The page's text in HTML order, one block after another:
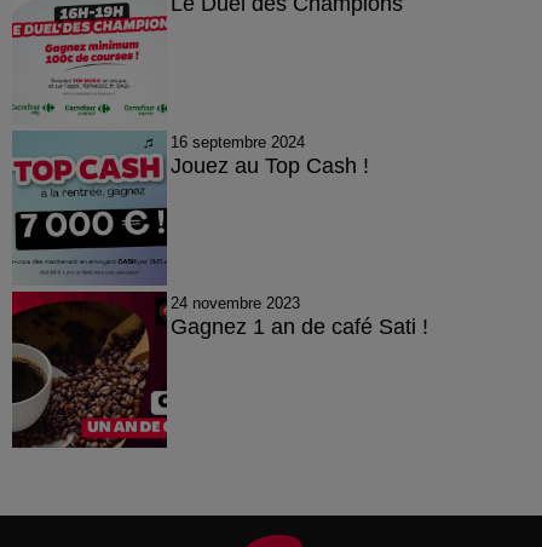
16 septembre 2024
Jouez au Top Cash !
24 novembre 2023
Gagnez 1 an de café Sati !